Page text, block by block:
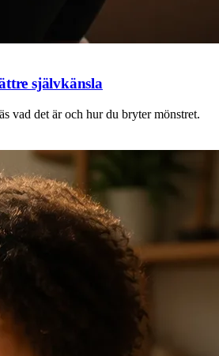
självkänsla
vad det är och hur du bryter mönstret.